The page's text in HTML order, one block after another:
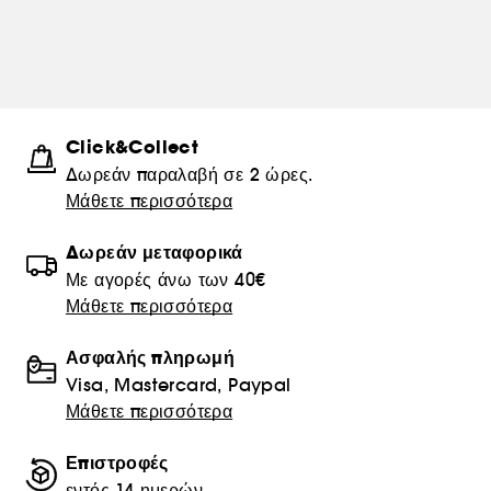
Click&Collect
Δωρεάν παραλαβή σε 2 ώρες.
Μάθετε περισσότερα
Δωρεάν μεταφορικά
Με αγορές άνω των 40€
Μάθετε περισσότερα
Ασφαλής πληρωμή
Visa, Mastercard, Paypal
Μάθετε περισσότερα
Επιστροφές